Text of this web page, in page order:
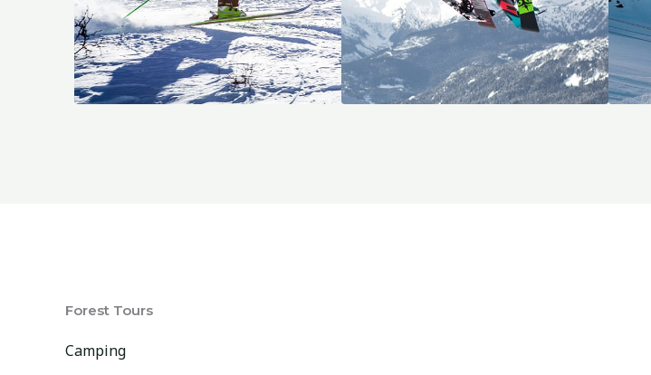
Forest Tours
Camping